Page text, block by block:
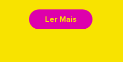
Ler Mais